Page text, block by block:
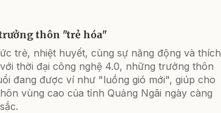
thôn "trẻ hóa"
trẻ, nhiệt huyết, cùng sự năng động và thích
thời đại công nghệ 4.0, những trưởng thôn
đang được ví như "luồng gió mới", giúp cho
vùng cao của tỉnh Quảng Ngãi ngày càng